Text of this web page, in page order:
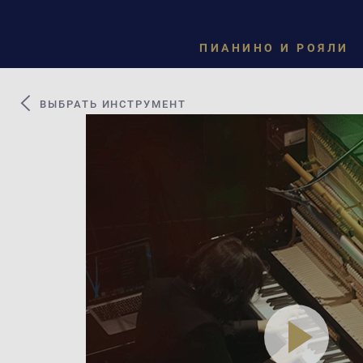
ПИАНИНО И РОЯЛИ
ВЫБРАТЬ ИНСТРУМЕНТ
play